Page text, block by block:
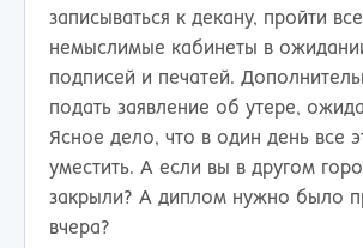
записываться к декану, пройти
немыслимые кабинеты в
подписей и печатей.
подать заявление об утере,
Ясное дело, что в один день все
уместить. А если вы в другом
закрыли? А диплом нужно было
вчера?